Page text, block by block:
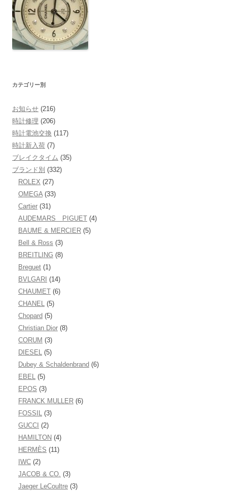
カテゴリー別
お知らせ (216)
時計修理 (206)
時計電池交換 (117)
時計新入荷 (7)
ブレイクタイム (35)
ブランド別 (332)
ROLEX (27)
OMEGA(33)
Cartier (31)
AUDEMARS PIGUET (4)
BAUME & MERCIER (5)
Bell & Ross (3)
BREITLING (8)
Breguet (1)
BVLGARI (14)
CHAUMET (6)
CHANEL (5)
Chopard (5)
Christian Dior (8)
CORUM (3)
DIESEL (5)
Dubey & Schaldenbrand (6)
EBEL (5)
EPOS (3)
FRANCK MULLER (6)
FOSSIL (3)
GUCCI (2)
HAMILTON (4)
HERMÈS (11)
IWC (2)
JACOB & CO. (3)
Jaeger LeCoultre (3)